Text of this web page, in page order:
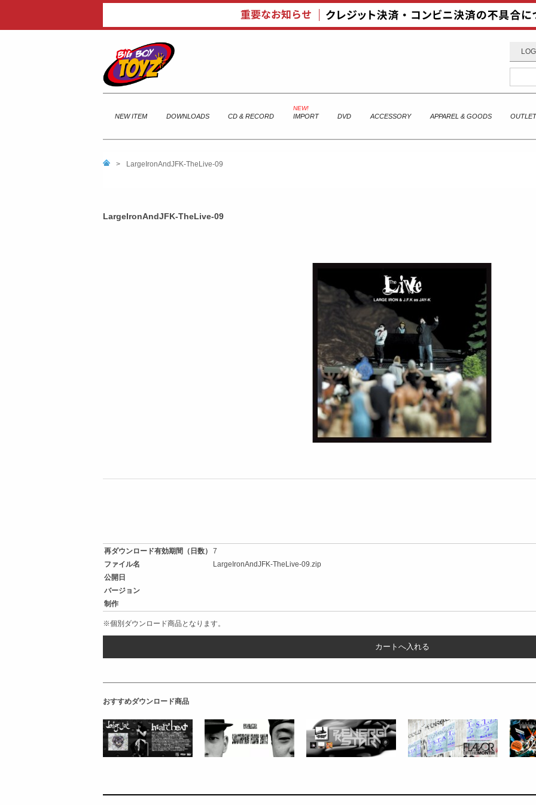
NEW ITEM DOWNLOADS CD & RECORD IMPORT DVD ACCESSORY APPAREL & GOODS
> LargeIronAndJFK-TheLive-09
LargeIronAndJFK-TheLive-09
再ダウンロード有効期間（日数）
7
ファイル名
LargeIronAndJFK-TheLive-09.zip
公開日
バージョン
制作
※個別ダウンロード商品となります。
おすすめダウンロード商品